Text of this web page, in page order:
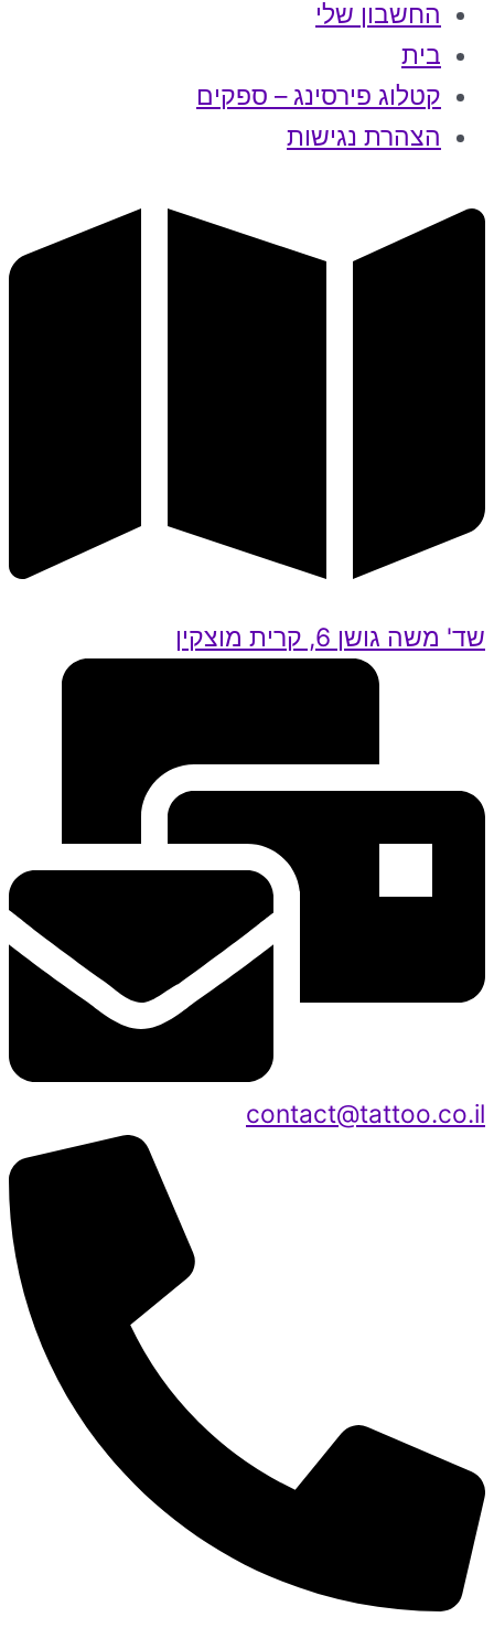
החשבון שלי
בית
קטלוג פירסינג – ספקים
הצהרת נגישות
שד' משה גושן 6, קרית מוצקין
contact@tattoo.co.il